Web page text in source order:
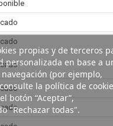
propias y de terceros
en base a
(por ejemplo,
la política de
botón “Aceptar”,
"Rechazar todas".